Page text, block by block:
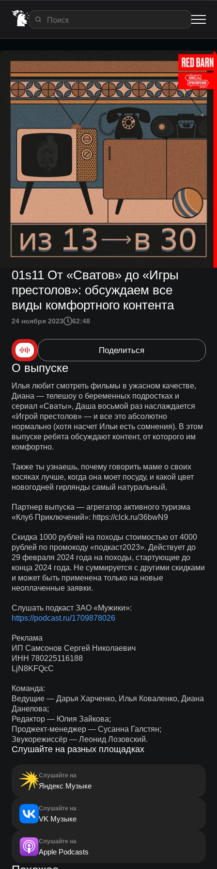
01s11 От «Сватов» до «Игры
престолов»: обсуждаем все
виды комфортного контента
24 ноября 2023 62:48
Поделиться
О выпуске
Илья любит смотреть фильмы в ужасном качестве,
Диана — телешоу о беременных подростках и
сериал «Сваты», Даша восьмой раз наслаждается
«Игрой престолов» — и все это абсолютно
нормально (хотя насчет Ильи есть сомнения). В этом
выпуске ребята обсуждают контент, от которого им
комфортно.
Также ты узнаешь, почему говорить маме о своих
косяках лучше, когда она моет посуду, и какой цвет
новогодней гирлянды самый натуральный.
Партнер выпуска — агрегатор активного туризма
«Клуб Приключений»: https://clck.ru/36bwN9
Скидка 1000 рублей на походы стоимостью от 4000
рублей по промокоду «подкаст2023». Действует до
29 февраля 2024 года на походы, стартующие до
конца 2024 года. Не суммируется с другими скидками
и может быть применена только на новые
неоплаченные заявки.
Слушать подкаст ЗАО «Мужики»:
https://podcast.ru/1709878026
Реклама
ИП Самсонов Сергей Николаевич
ИНН 780225116188
LjN8KFQcC
Команда:
Ведущие — Дарья Харченко, Илья Коваленко, Диана
Данелова;
Редактор — Юлия Зайкова;
Проджект-менеджер — Сусанна Галстян;
Звукорежиссёр — Леонид Лозовский.
Слушайте на разных площадках
Слушайте на
Яндекс Музыке
Слушайте на
VK Музыке
Слушайте на
Apple Podcasts